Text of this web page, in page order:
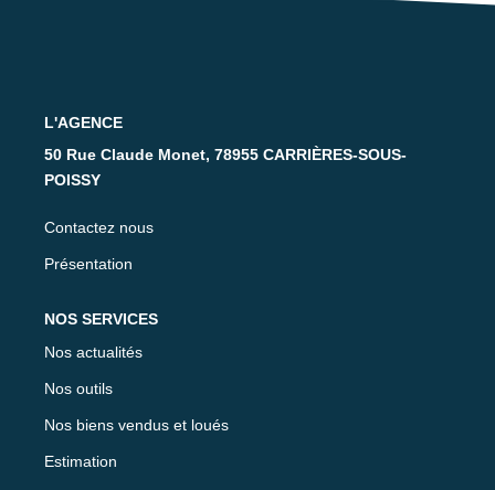
L'AGENCE
50 Rue Claude Monet, 78955 CARRIÈRES-SOUS-
POISSY
Contactez nous
Présentation
NOS SERVICES
Nos actualités
Nos outils
Nos biens vendus et loués
Estimation